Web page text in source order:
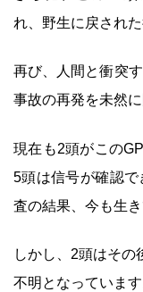
れ、野生に戻され
再び、人間と衝突
事故の再発を未然に
現在も2頭がこの
5頭は信号が確認
査の結果、今も生
しかし、2頭はその
不明となっています